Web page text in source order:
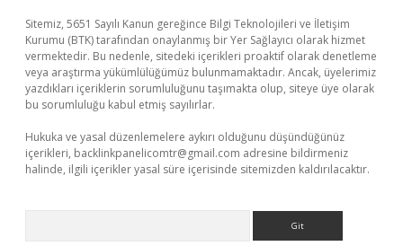
Sitemiz, 5651 Sayılı Kanun gereğince Bilgi Teknolojileri ve İletişim
Kurumu (BTK) tarafından onaylanmış bir Yer Sağlayıcı olarak hizmet
vermektedir. Bu nedenle, sitedeki içerikleri proaktif olarak denetleme
veya araştırma yükümlülüğümüz bulunmamaktadır. Ancak, üyelerimiz
yazdıkları içeriklerin sorumluluğunu taşımakta olup, siteye üye olarak
bu sorumluluğu kabul etmiş sayılırlar.
Hukuka ve yasal düzenlemelere aykırı olduğunu düşündüğünüz
içerikleri, backlinkpanelicomtr@gmail.com adresine bildirmeniz
halinde, ilgili içerikler yasal süre içerisinde sitemizden kaldırılacaktır.